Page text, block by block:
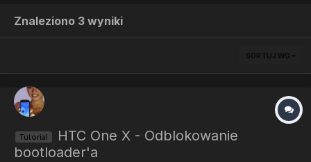
Znaleziono 3 wyniki
SORTUJ WG
Tutorial
HTC One X - Odblokowanie
bootloader'a